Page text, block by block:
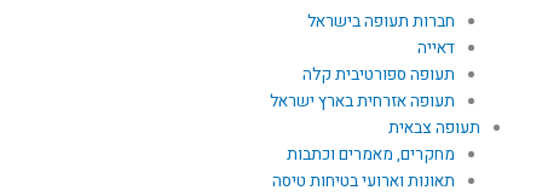
חברות תעופה בישראל
דאייה
תעופה ספורטיבית קלה
תעופה אזרחית בארץ ישראל
תעופה צבאית
מחקרים, מאמרים וכתבות
תאונות וארועי בטיחות טיסה